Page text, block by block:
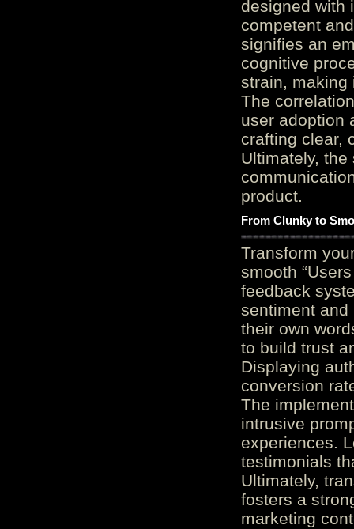
designed with
competent
signifies an
cognitive
strain, making
The
user adoption
crafting clear,
Ultimately,
product.
From Clunky to
Transform
smooth
feedback
sentiment and
their own
to build trust
Displaying
conversion
The
intrusive
experiences.
testimonials
Ultimately,
fosters a
marketing